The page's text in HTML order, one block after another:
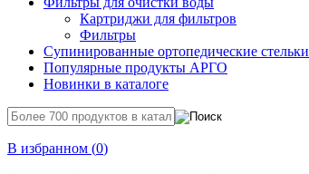
Картриджи для фильтров
Фильтры
Супинированные ортопедические
Популярные продукты АРГО
Новинки в каталоге
В избранном (0)